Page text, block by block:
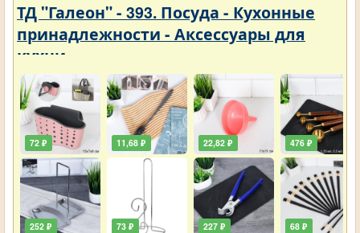
ТД "Галеон" - 393. Посуда - Кухонные
принадлежности - Аксессуары для
кухни
72 ₽
252 ₽
11,68 ₽
73 ₽
22,82 ₽
227 ₽
476 ₽
68 ₽